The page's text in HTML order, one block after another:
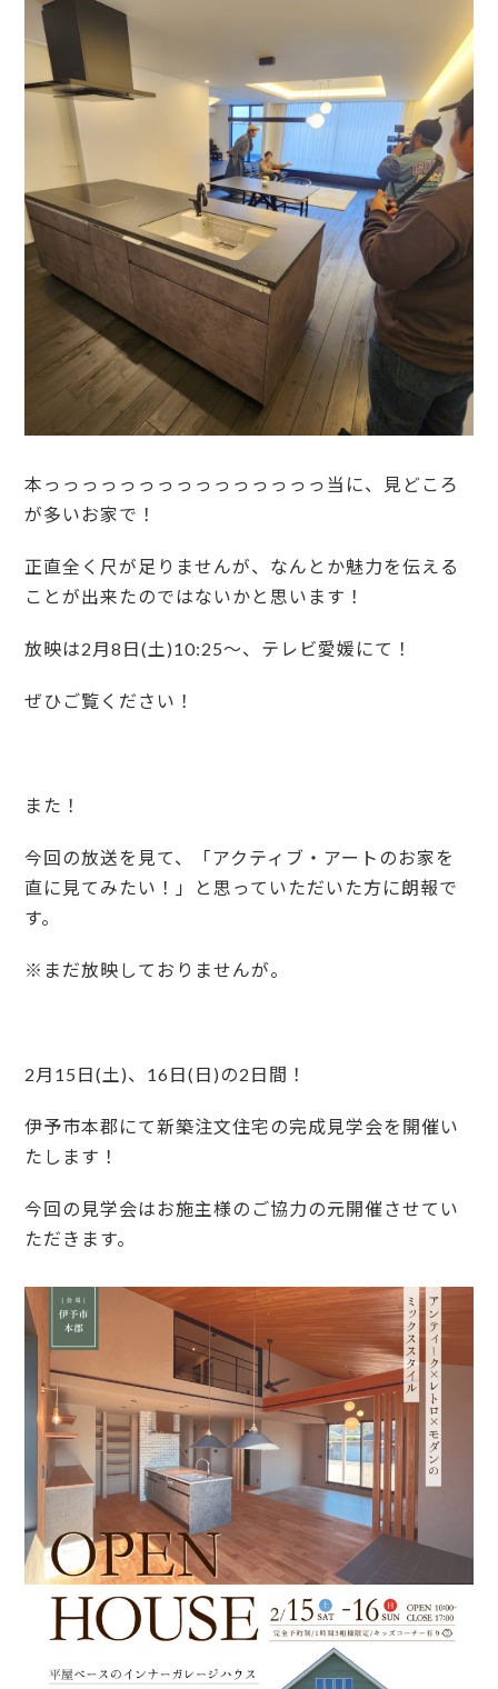
本っっっっっっっっっっっっっっっ当に、見どころ
が多いお家で！
正直全く尺が足りませんが、なんとか魅力を伝える
ことが出来たのではないかと思います！
放映は2月8日(土)10:25～、テレビ愛媛にて！
ぜひご覧ください！
また！
今回の放送を見て、「アクティブ・アートのお家を
直に見てみたい！」と思っていただいた方に朗報で
す。
※まだ放映しておりませんが。
2月15日(土)、16日(日)の2日間！
伊予市本郡にて新築注文住宅の完成見学会を開催い
たします！
今回の見学会はお施主様のご協力の元開催させてい
ただきます。